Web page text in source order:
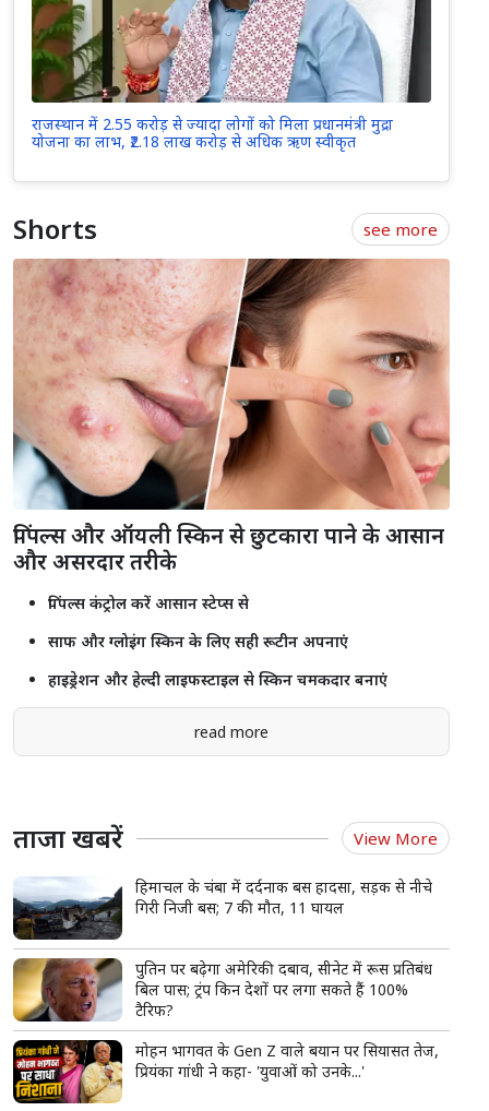
राजस्थान में 2.55 करोड़ से ज्यादा लोगों को मिला प्रधानमंत्री मुद्रा
योजना का लाभ, ₹2.18 लाख करोड़ से अधिक ऋण स्वीकृत
Shorts see more
पिंपल्स और ऑयली स्किन से छुटकारा पाने के आसान
और असरदार तरीके
पिंपल्स कंट्रोल करें आसान स्टेप्स से
साफ और ग्लोइंग स्किन के लिए सही रूटीन अपनाएं
हाइड्रेशन और हेल्दी लाइफस्टाइल से स्किन चमकदार बनाएं
read more
ताजा खबरें View More
हिमाचल के चंबा में दर्दनाक बस हादसा, सड़क से नीचे
गिरी निजी बस; 7 की मौत, 11 घायल
पुतिन पर बढ़ेगा अमेरिकी दबाव, सीनेट में रूस प्रतिबंध
बिल पास; ट्रंप किन देशों पर लगा सकते हैं 100%
टैरिफ?
मोहन भागवत के Gen Z वाले बयान पर सियासत तेज,
प्रियंका गांधी ने कहा- 'युवाओं को उनके...'